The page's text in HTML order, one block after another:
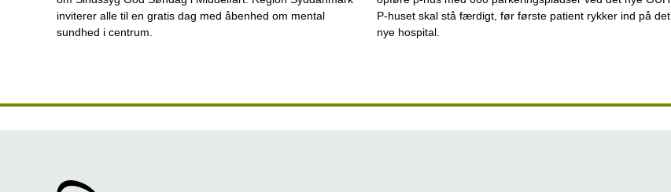
inviterer alle til en gratis dag med åbenhed om mental
sundhed i centrum.
P-huset skal stå færdigt, før første patient rykker ind på det
nye hospital.